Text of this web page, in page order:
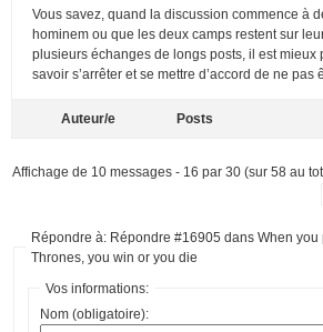
Vous savez, quand la discussion commence à
hominem ou que les deux camps restent sur
plusieurs échanges de longs posts, il est mieux
savoir s’arrêter et se mettre d’accord de ne pas
Auteur/e Posts
Affichage de 10 messages - 16 par 30 (sur 58 au
Répondre à: Répondre #16905 dans When you
Thrones, you win or you die
Vos informations:
Nom (obligatoire):